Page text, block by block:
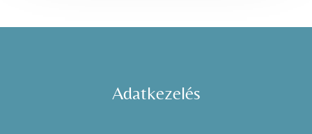
Adatkezelés